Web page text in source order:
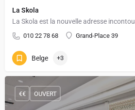
La Skola
010 22 78 68 Grand-Place 39
Belge +3
€€ OUVERT